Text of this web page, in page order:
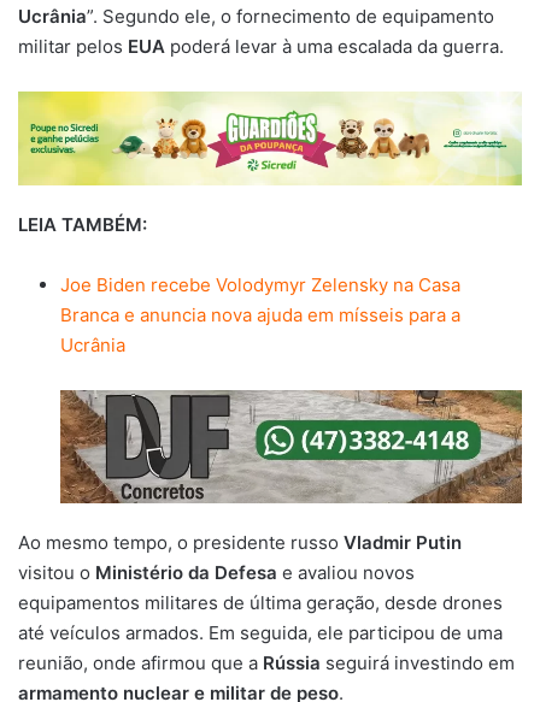
Ucrânia”. Segundo ele, o fornecimento de equipamento
militar pelos EUA poderá levar à uma escalada da guerra.
LEIA TAMBÉM:
Joe Biden recebe Volodymyr Zelensky na Casa
Branca e anuncia nova ajuda em mísseis para a
Ucrânia
Ao mesmo tempo, o presidente russo Vladmir Putin
visitou o Ministério da Defesa e avaliou novos
equipamentos militares de última geração, desde drones
até veículos armados. Em seguida, ele participou de uma
reunião, onde afirmou que a Rússia seguirá investindo em
armamento nuclear e militar de peso.